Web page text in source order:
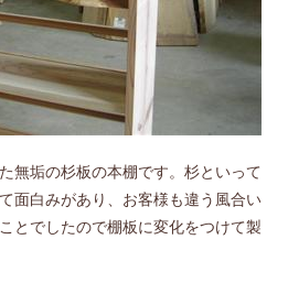
無垢の杉板の本棚です。杉といって
面白みがあり、お客様も違う風合い
とでしたので棚板に変化をつけて製